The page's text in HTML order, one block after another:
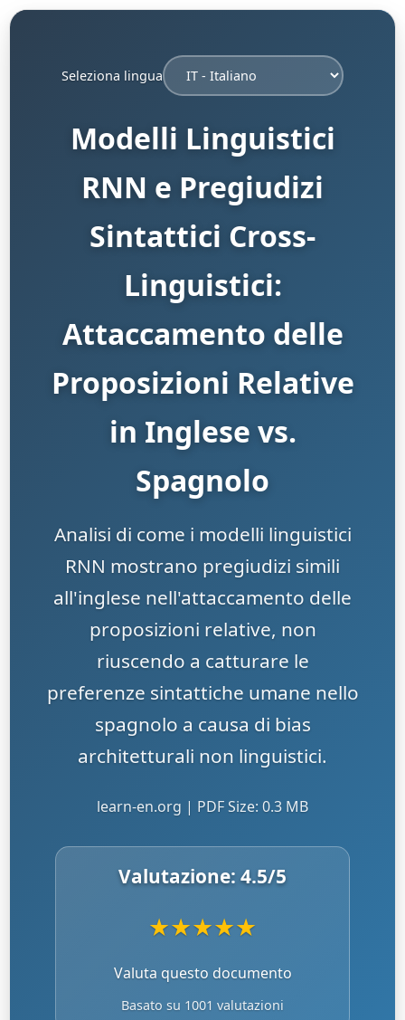
Seleziona lingua
Modelli Linguistici
RNN e Pregiudizi
Sintattici Cross-
Linguistici:
Attaccamento delle
Proposizioni Relative
in Inglese vs.
Spagnolo
Analisi di come i modelli linguistici
RNN mostrano pregiudizi simili
all'inglese nell'attaccamento delle
proposizioni relative, non
riuscendo a catturare le
preferenze sintattiche umane nello
spagnolo a causa di bias
architetturali non linguistici.
learn-en.org | PDF Size: 0.3 MB
Valutazione: 4.5/5
★★★★★
Valuta questo documento
Basato su 1001 valutazioni